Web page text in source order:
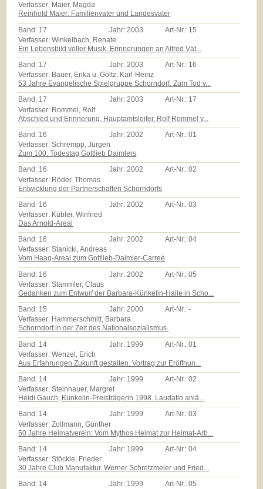
Verfasser: Maier, Magda
Reinhold Maier: Familienvater und Landesvater
Band: 17 Jahr: 2003 Art-Nr.: 15
Verfasser: Winkelbach, Renate
Ein Lebensbild voller Musik. Erinnerungen an Alfred Vät...
Band: 17 Jahr:2003 Art-Nr.: 16
Verfasser: Bauer, Erika u. Göltz, Karl-Heinz
53 Jahre Evangelische Spielgruppe Schorndorf. Zum Tod v...
Band: 17 Jahr:2003 Art-Nr.: 17
Verfasser: Rommel, Rolf
Abschied und Erinnerung. Hauptamtsleiter. Rolf Rommel v...
Band: 16 Jahr:2002 Art-Nr.:01
Verfasser: Schrempp, Jürgen
Zum 100. Todestag Gottlieb Daimlers
Band: 16 Jahr:2002 Art-Nr.:02
Verfasser: Röder, Thomas
Entwicklung der Partnerschaften Schorndorfs
Band: 16 Jahr: 2002 Art-Nr.:03
Verfasser: Kübler, Winfried
Das Arnold-Areal
Band: 16 Jahr:2002 Art-Nr.:04
Verfasser: Stanicki, Andreas
Vom Haag-Areal zum Gottlieb-Daimler-Carreè
Band: 16 Jahr: 2002 Art-Nr.:05
Verfasser: Stammler, Claus
Gedanken zum Entwurf der Barbara-Künkelin-Halle in Scho...
Band: 15 Jahr:2000 Art-Nr.:-
Verfasser: Hammerschmitt, Barbara
Schorndorf in der Zeit des Nationalsozialismus.
Band: 14 Jahr: 1999 Art-Nr.:01
Verfasser: Wenzel, Erich
Aus Erfahrungen Zukunft gestalten. Vortrag zur Eröffnun...
Band: 14 Jahr: 1999 Art-Nr.:02
Verfasser: Steinhauer, Margret
Heidi Gauch, Künkelin-Preisträgerin 1998. Laudatio anlä...
Band: 14 Jahr: 1999 Art-Nr.:03
Verfasser: Zollmann, Günther
50 Jahre Heimatverein: Vom Mythos Heimat zur Heimat-Arb...
Band: 14 Jahr: 1999 Art-Nr.:04
Verfasser: Stöckle, Frieder
30 Jahre Club Manufaktur. Werner Schretzmeier und Fried...
Band: 14 Jahr: 1999 Art-Nr.:05